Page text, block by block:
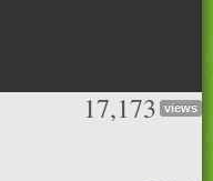
17,173 views